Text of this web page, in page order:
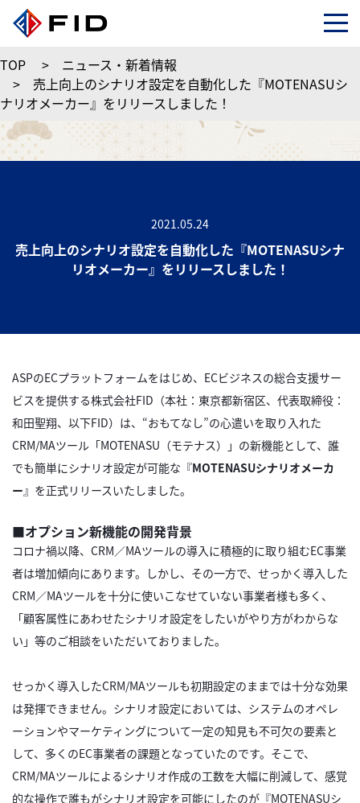
TOP > ニュース・新着情報
> 売上向上のシナリオ設定を自動化した『MOTENASUシ
ナリオメーカー』をリリースしました！
2021.05.24
売上向上のシナリオ設定を自動化した『MOTENASUシナ
リオメーカー』をリリースしました！
ASPのECプラットフォームをはじめ、ECビジネスの総合支援サー
ビスを提供する株式会社FID（本社：東京都新宿区、代表取締役：
和田聖翔、以下FID）は、“おもてなし”の心遣いを取り入れた
CRM/MAツール「MOTENASU（モテナス）」の新機能として、誰
でも簡単にシナリオ設定が可能な『MOTENASUシナリオメーカ
ー 』を正式リリースいたしました。
■オプション新機能の開発背景
コロナ禍以降、CRM／MAツールの導入に積極的に取り組むEC事業
者は増加傾向にあります。しかし、その一方で、せっかく導入した
CRM／MAツールを十分に使いこなせていない事業者様も多く、
「顧客属性にあわせたシナリオ設定をしたいがやり方がわからな
い」等のご相談をいただいておりました。
せっかく導入したCRM/MAツールも初期設定のままでは十分な効果
は発揮できません。シナリオ設定においては、システムのオペレ
ーションやマーケティングについて一定の知見も不可欠の要素と
して、多くのEC事業者の課題となっていたのです。そこで、
CRM/MAツールによるシナリオ作成の工数を大幅に削減して、感覚
的な操作で誰もがシナリオ設定を可能にしたのが『MOTENASUシ